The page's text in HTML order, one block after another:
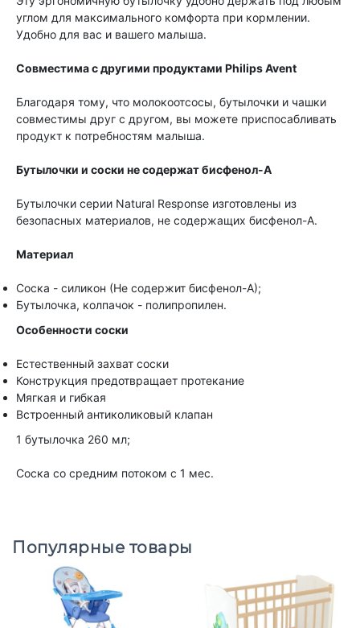
углом для максимального комфорта при кормлении.
Удобно для вас и вашего малыша.
Совместима с другими продуктами Philips Avent​
Благодаря тому, что молокоотсосы, бутылочки и чашки
совместимы друг с другом, вы можете приспосабливать
продукт к потребностям малыша.
Бутылочки и соски не содержат бисфенол-А
Бутылочки серии Natural Response изготовлены из
безопасных материалов, не содержащих бисфенол-A.​
Материал
Соска - силикон (Не содержит бисфенол-А);
Бутылочка, колпачок - полипропилен.
Особенности соски
Естественный захват соски
Конструкция предотвращает протекание
Мягкая и гибкая
Встроенный антиколиковый клапан
1 бутылочка 260 мл;
Соска со средним потоком с 1 мес.
Популярные товары